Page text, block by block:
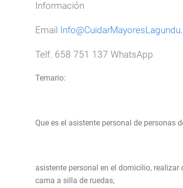
Información
Email
Telf. 658 751 137 WhatsApp
Temario:
Que es el asistente personal de personas
asistente personal en el domicilio,
cama a silla de ruedas,